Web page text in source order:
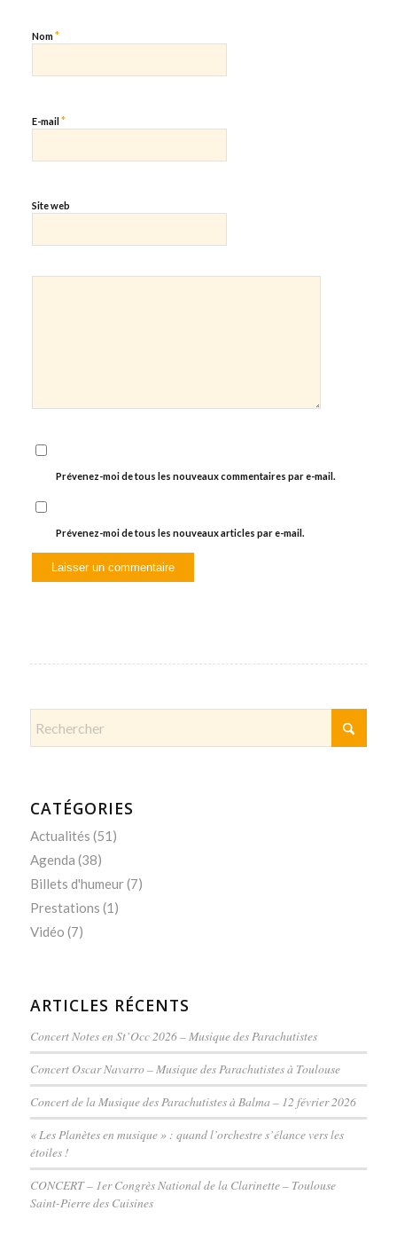
Nom*
E-mail *
Site web
Prévenez-moi de tous les nouveaux commentaires par e-mail.
Prévenez-moi de tous les nouveaux articles par e-mail.
CATÉGORIES
Actualités (51)
Agenda (38)
Billets d'humeur(7)
Prestations (1)
Vidéo (7)
ARTICLES RÉCENTS
Concert Notes en St’Occ 2026 – Musique des Parachutistes
Concert Oscar Navarro – Musique des Parachutistes à Toulouse
Concert de la Musique des Parachutistes à Balma – 12 février 2026
« Les Planètes en musique » : quand l’orchestre s’élance vers les
étoiles !
CONCERT – 1er Congrès National de la Clarinette – Toulouse
Saint-Pierre des Cuisines